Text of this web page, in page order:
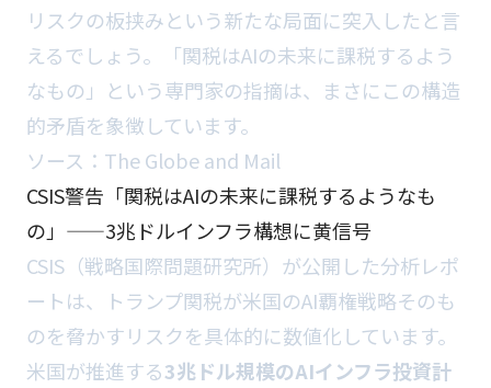
リスクの板挟みという新たな局面に突入したと言
えるでしょう。「関税はAIの未来に課税するよう
なもの」という専門家の指摘は、まさにこの構造
的矛盾を象徴しています。
ソース： The Globe and Mail
CSIS警告「関税はAIの未来に課税するようなも
の」——3兆ドルインフラ構想に黄信号
CSIS（戦略国際問題研究所）が公開した分析レポ
ートは、トランプ関税が米国のAI覇権戦略そのも
のを脅かすリスクを具体的に数値化しています。
米国が推進する3兆ドル規模のAIインフラ投資計